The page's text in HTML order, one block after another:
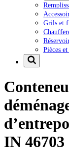
Grils et
Pièces
IN 46703